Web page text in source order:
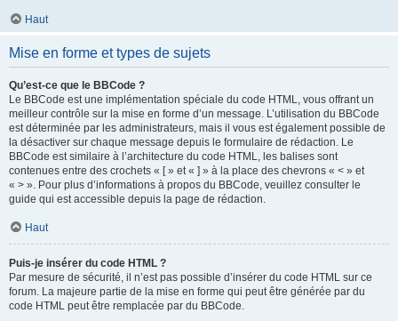
Haut
Mise en forme et types de sujets
Qu’est-ce que le BBCode ?
Le BBCode est une implémentation spéciale du code HTML, vous offrant un
meilleur contrôle sur la mise en forme d’un message. L’utilisation du BBCode
est déterminée par les administrateurs, mais il vous est également possible de
la désactiver sur chaque message depuis le formulaire de rédaction. Le
BBCode est similaire à l’architecture du code HTML, les balises sont
contenues entre des crochets « [ » et « ] » à la place des chevrons « < » et
« > ». Pour plus d’informations à propos du BBCode, veuillez consulter le
guide qui est accessible depuis la page de rédaction.
Haut
Puis-je insérer du code HTML ?
Par mesure de sécurité, il n’est pas possible d’insérer du code HTML sur ce
forum. La majeure partie de la mise en forme qui peut être générée par du
code HTML peut être remplacée par du BBCode.